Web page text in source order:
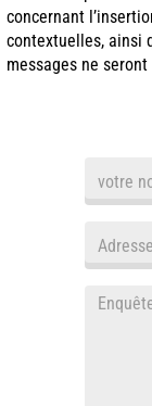
concernant
contextuelles, ainsi
messages ne